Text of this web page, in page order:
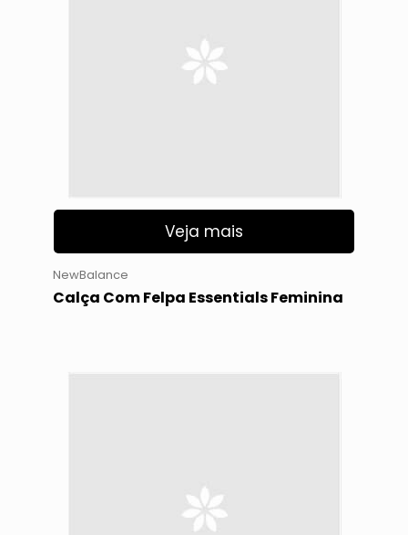
Veja mais
NewBalance
Calça Com Felpa Essentials Feminina